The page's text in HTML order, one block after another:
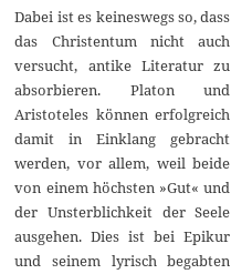
Dabei ist es keineswegs so, dass
das Christentum nicht auch
versucht, antike Literatur zu
absorbieren. Platon und
Aristoteles können erfolgreich
damit in Einklang gebracht
werden, vor allem, weil beide
von einem höchsten »Gut« und
der Unsterblichkeit der Seele
ausgehen. Dies ist bei Epikur
und seinem lyrisch begabten